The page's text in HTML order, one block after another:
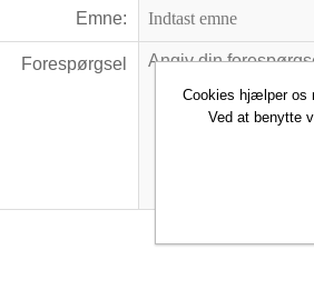
Emne:
Forespørgsel
Cookies hjælper os
Ved at benytte